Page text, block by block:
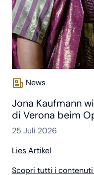
News
Jona Kaufmann
di Verona beim
25 Juli 2026
Lies Artikel
Scopri tutti i